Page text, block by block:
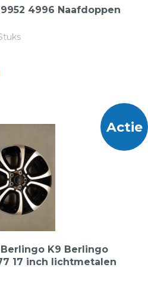
4996 Naafdoppen
Actie
K9 Berlingo
17 inch lichtmetalen